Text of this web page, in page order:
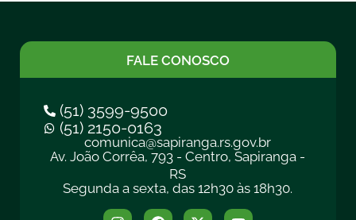
FALE CONOSCO
(51) 3599-9500
(51) 2150-0163
comunica@sapiranga.rs.gov.br
Av. João Corrêa, 793 - Centro, Sapiranga -
RS
Segunda a sexta, das 12h30 às 18h30.